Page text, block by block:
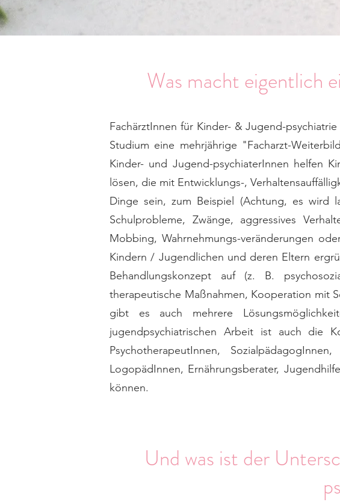
Was macht eigentlich
FachärztInnen für Kinder- & Jugend-
Studium eine mehrjährige "Facharzt-
Kinder- und Jugend-psychiaterInnen helfen
lösen, die mit Entwicklungs-,
Dinge sein, zum Beispiel (Achtung, es wird
Schulprobleme, Zwänge, aggressives
Mobbing, Wahrnehmungs-veränderungen
Kindern / Jugendlichen und deren Eltern
Behandlungskonzept auf (z. B.
therapeutische Maßnahmen, Kooperation mit
gibt es auch mehrere
jugendpsychiatrischen Arbeit ist auch die
PsychotherapeutInnen,
LogopädInnen, Ernährungsberater,
können.
Und was ist der